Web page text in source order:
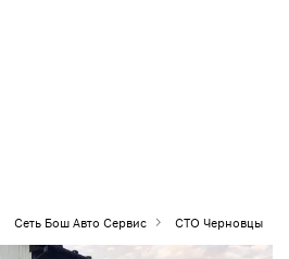
Сеть Бош Авто Сервис СТО Черновцы